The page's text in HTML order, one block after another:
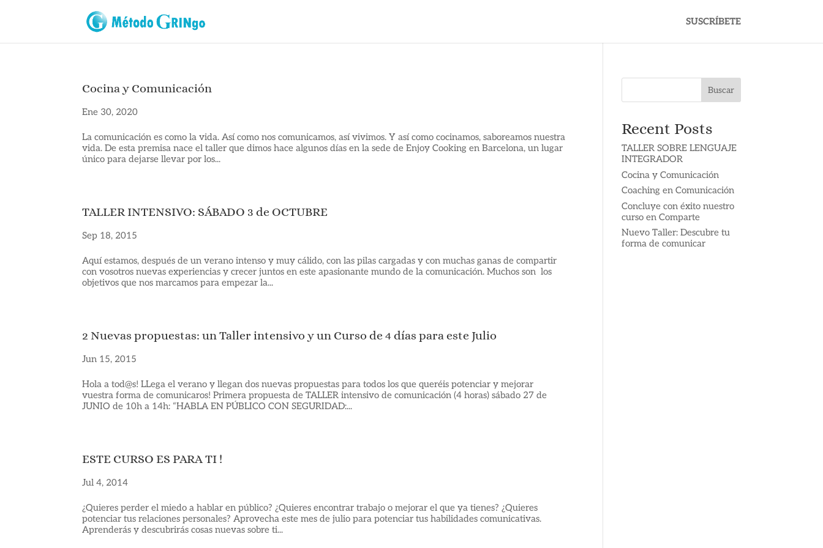
SUSCRÍBETE
Cocina y Comunicación
Ene 30, 2020
La comunicación es como la vida. Así como nos comunicamos, así vivimos. Y así como cocinamos, saboreamos nuestra
vida. De esta premisa nace el taller que dimos hace algunos días en la sede de Enjoy Cooking en Barcelona, un lugar
único para dejarse llevar por los...
TALLER INTENSIVO: SÁBADO 3 de OCTUBRE
Sep 18, 2015
Aquí estamos, después de un verano intenso y muy cálido, con las pilas cargadas y con muchas ganas de compartir
con vosotros nuevas experiencias y crecer juntos en este apasionante mundo de la comunicación. Muchos son los
objetivos que nos marcamos para empezar la...
2 Nuevas propuestas: un Taller intensivo y un Curso de 4 días para este Julio
Jun 15, 2015
Hola a tod@s! LLega el verano y llegan dos nuevas propuestas para todos los que queréis potenciar y mejorar
vuestra forma de comunicaros! Primera propuesta de TALLER intensivo de comunicación (4 horas) sábado 27 de
JUNIO de 10h a 14h: “HABLA EN PÚBLICO CON SEGURIDAD:...
ESTE CURSO ES PARA TI !
Jul 4, 2014
¿Quieres perder el miedo a hablar en público? ¿Quieres encontrar trabajo o mejorar el que ya tienes? ¿Quieres
potenciar tus relaciones personales? Aprovecha este mes de julio para potenciar tus habilidades comunicativas.
Aprenderás y descubrirás cosas nuevas sobre ti...
Buscar
Recent Posts
TALLER SOBRE LENGUAJE
INTEGRADOR
Cocina y Comunicación
Coaching en Comunicación
Concluye con éxito nuestro
curso en Comparte
Nuevo Taller: Descubre tu
forma de comunicar